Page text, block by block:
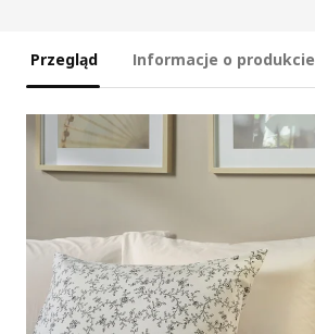
Przegląd Informacje o produkcie